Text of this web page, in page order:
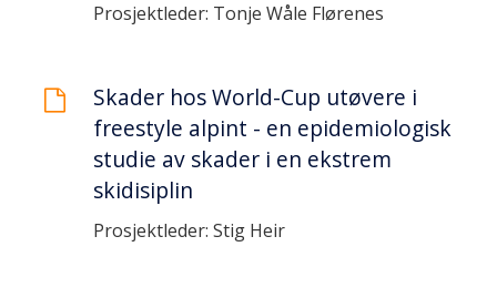
Prosjektleder: Tonje Wåle Flørenes
Skader hos World-Cup utøvere i
freestyle alpint - en epidemiologisk
studie av skader i en ekstrem
skidisiplin
Prosjektleder: Stig Heir